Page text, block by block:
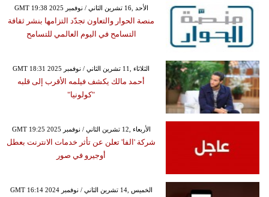
GMT 19:38 2025 الأحد ,16 تشرين الثاني / نوفمبر
منصة الحوار والتعاون تجدّد التزامها بنشر ثقافة
التسامح في اليوم العالمي للتسامح
GMT 18:31 2025 الثلاثاء ,11 تشرين الثاني / نوفمبر
أحمد مالك يكشف فيلمه الأقرب إلى قلبه
"كولونيا"
GMT 19:25 2025 الأربعاء ,12 تشرين الثاني / نوفمبر
شركة 'الفا' تعلن عن تأثر خدمات الانترنت بعطل
أوجيرو في صور
GMT 16:14 2024 الخميس ,14 تشرين الثاني / نوفمبر